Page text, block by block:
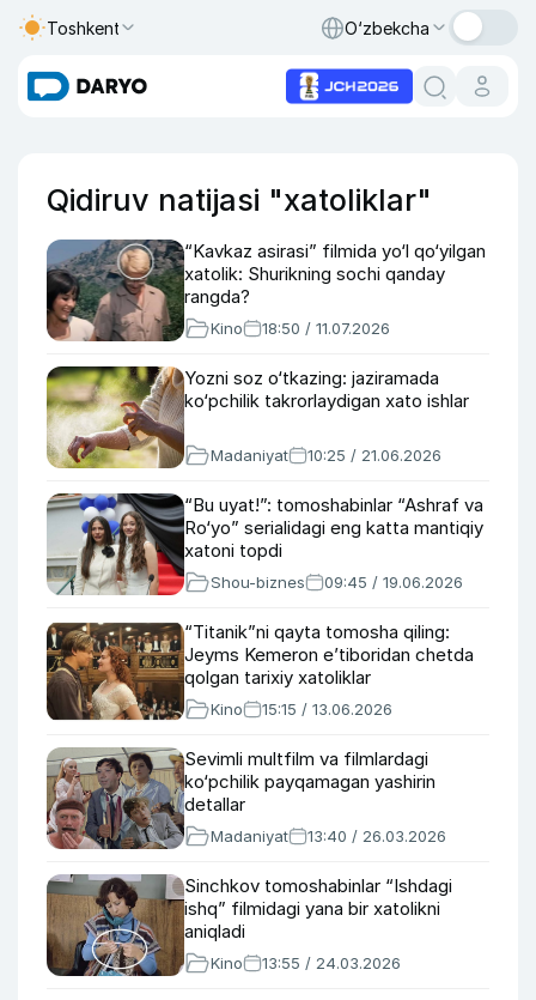
Toshkent O‘zbekcha
Qidiruv natijasi "xatoliklar"
“Kavkaz asirasi” filmida yo‘l qo‘yilgan
xatolik: Shurikning sochi qanday
rangda?
Kino 18:50 / 11.07.2026
Yozni soz o‘tkazing: jaziramada
ko‘pchilik takrorlaydigan xato ishlar
Madaniyat 10:25 / 21.06.2026
“Bu uyat!”: tomoshabinlar “Ashraf va
Ro‘yo” serialidagi eng katta mantiqiy
xatoni topdi
Shou-biznes 09:45 / 19.06.2026
“Titanik”ni qayta tomosha qiling:
Jeyms Kemeron e’tiboridan chetda
qolgan tarixiy xatoliklar
Kino 15:15 / 13.06.2026
Sevimli multfilm va filmlardagi
ko‘pchilik payqamagan yashirin
detallar
Madaniyat 13:40 / 26.03.2026
Sinchkov tomoshabinlar “Ishdagi
ishq” filmidagi yana bir xatolikni
aniqladi
Kino 13:55 / 24.03.2026